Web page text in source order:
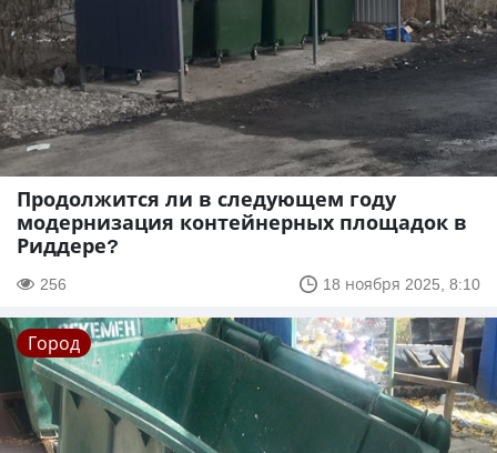
Продолжится ли в следующем году
модернизация контейнерных площадок в
Риддере?
256 18 ноября 2025, 8:10
Город